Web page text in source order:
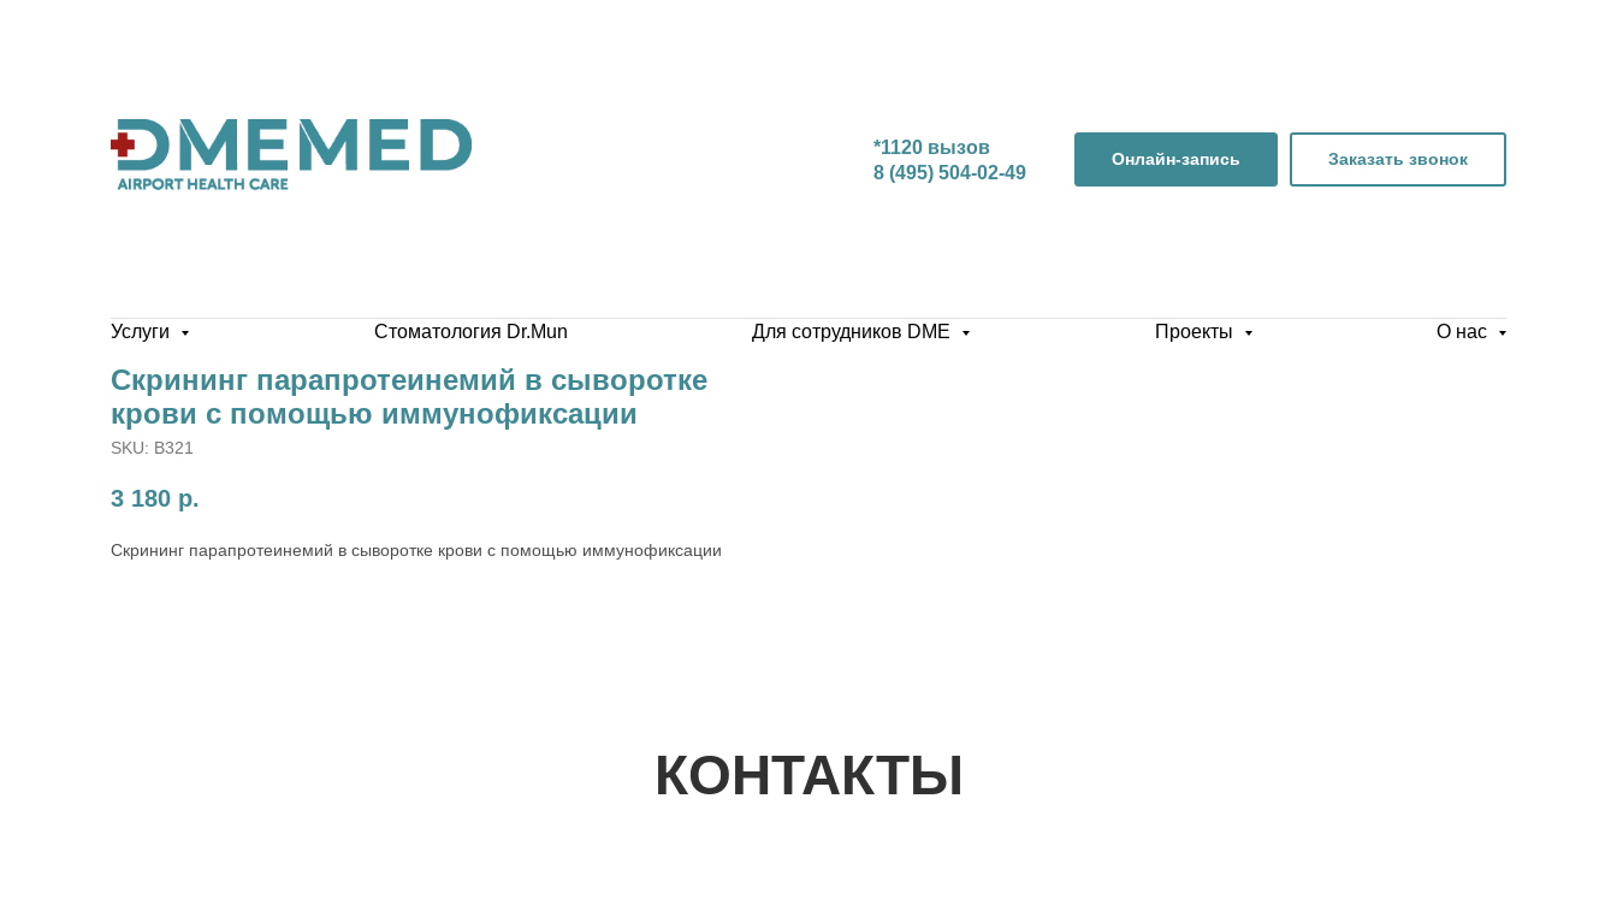
*1120 вызов
8 (495) 504-02-49
Онлайн-запись Заказать звонок
Услуги Стоматология Dr.Mun Для сотрудников DME Проекты О нас
Скрининг парапротеинемий в сыворотке
крови с помощью иммунофиксации
SKU: B321
3 180 р.
Скрининг парапротеинемий в сыворотке крови с помощью иммунофиксации
КОНТАКТЫ